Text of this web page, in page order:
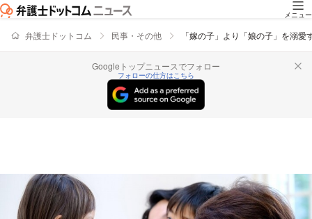
メニュー
弁護士ドットコム 民事・その他 「嫁の子」より「娘の子」を溺
Googleトップニュースでフォロー
フォローの仕方はこちら